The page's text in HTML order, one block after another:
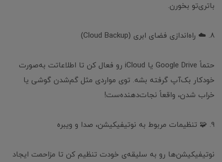
باتری‌تو بخورن.
8. ☁️ راه‌اندازی فضای ابری (Cloud Backup)
حتماً Google Drive یا iCloud رو فعال کن تا اطلاعاتت به‌صورت
خودکار بک‌آپ گرفته بشه. توی مواردی مثل گم‌شدن گوشی یا
خراب شدن، واقعاً نجات‌دهنده‌ست!
9. 🧩 تنظیمات مربوط به نوتیفیکیشن، صدا و ویبره
نوتیفیکیشن‌ها رو به سلیقه‌ی خودت تنظیم کن تا مزاحمت ایجاد